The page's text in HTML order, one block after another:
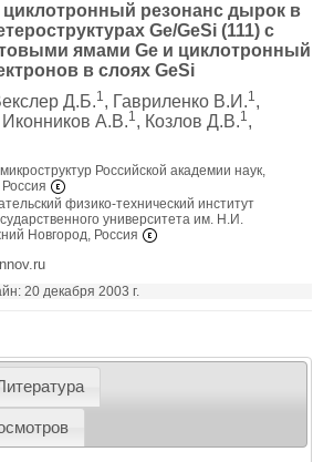
резонанс дырок в
Ge/GeSi (111) с
ямами Ge и циклотронный
в слоях GeSi
Д.Б.1, Гавриленко В.И.1,
Иконников А.В.1, Козлов Д.В.1,
Российской академии наук,
физико-технический институт
университета им. Н.И.
Новгород, Россия
20 декабря 2003 г.